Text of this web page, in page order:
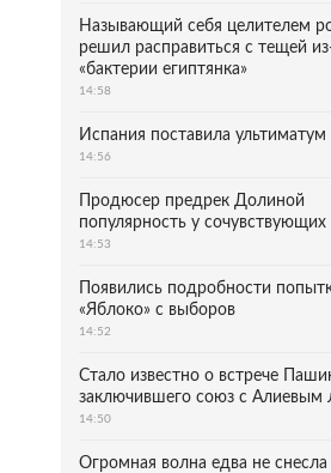
Называющий себя целителем
решил расправиться с тещей
«бактерии египтянка»
14:58
Испания поставила
14:56
Продюсер предрек Долиной
популярность у сочувствующих
14:53
Появились подробности
«Яблоко» с выборов
14:52
Стало известно о встрече
заключившего союз с Алиевым
14:50
Огромная волна едва не снесла